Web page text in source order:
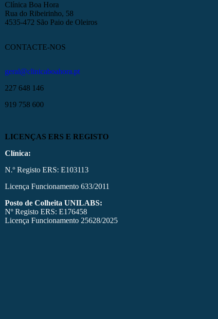
Clínica Boa Hora
Rua do Ribeirinho, 58
4535-472 São Paio de Oleiros
CONTACTE-NOS
geral@clinicaboahora.pt
227 648 146
919 758 600
LICENÇAS ERS E REGISTO
Clínica:
N.º Registo ERS: E103113
Licença Funcionamento 633/2011
Posto de Colheita UNILABS:
Nº Registo ERS: E176458
Licença Funcionamento 25628/2025